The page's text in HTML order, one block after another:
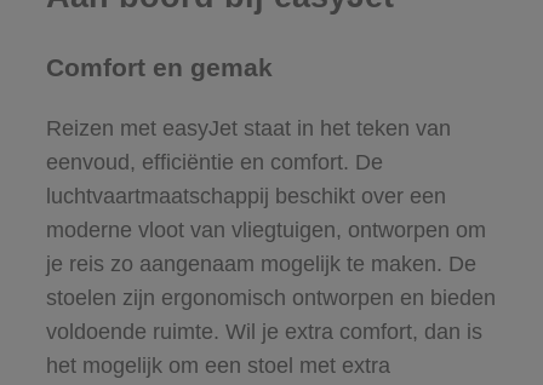
Comfort en gemak
Reizen met easyJet staat in het teken van
eenvoud, efficiëntie en comfort. De
luchtvaartmaatschappij beschikt over een
moderne vloot van vliegtuigen, ontworpen om
je reis zo aangenaam mogelijk te maken. De
stoelen zijn ergonomisch ontworpen en bieden
voldoende ruimte. Wil je extra comfort, dan is
het mogelijk om een stoel met extra